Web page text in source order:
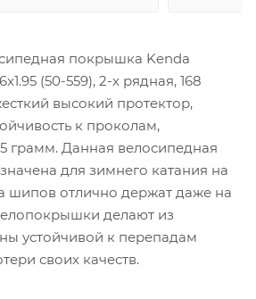
покрышка Kenda
(50-559), 2-х рядная, 168
высокий протектор,
к проколам,
грамм. Данная велосипедная
для зимнего катания на
шипов отлично держат даже на
делают из
устойчивой к перепадам
своих качеств.